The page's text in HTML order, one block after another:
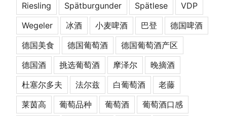
Riesling
Spätburgunder Spätlese
VDP
Wegeler
冰酒 小麦啤酒 巴登
德国啤酒
德国美食
德国葡萄酒
德国葡萄酒产区
德国酒
挑选葡萄酒 摩泽尔
晚摘酒
杜塞尔多夫
法尔兹 白葡萄酒
老藤
莱茵高
葡萄品种 葡萄酒
葡萄酒口感